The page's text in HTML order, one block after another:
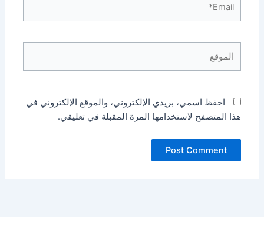
احفظ اسمي، بريدي الإلكتروني، والموقع الإلكتروني في
هذا المتصفح لاستخدامها المرة المقبلة في تعليقي.